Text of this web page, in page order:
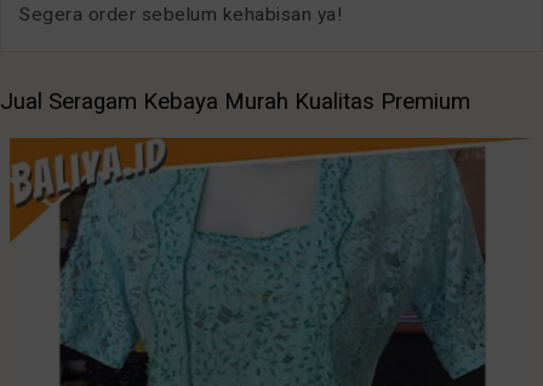
Segera order sebelum kehabisan ya!
Jual Seragam Kebaya Murah Kualitas Premium